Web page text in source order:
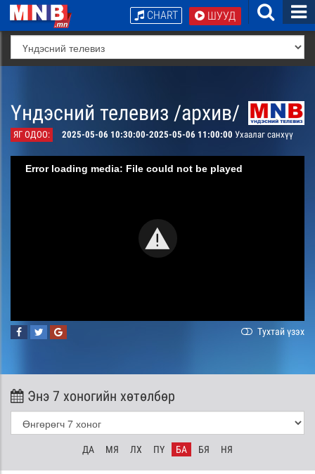
ШУУД
CHART
Үндэсний телевиз /архив/
ЯГ ОДОО: 2025-05-06 10:30:00-2025-05-06 11:00:00 Ухаалаг санхүү
Error loading media: File could not be played
Тухтай үзэх
Энэ 7 хоногийн хөтөлбөр
ДА МЯ ЛХ ПҮ БА БЯ НЯ